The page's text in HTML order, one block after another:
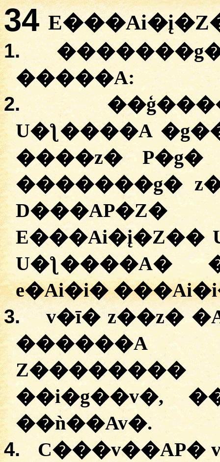
34
1.
�����A:
2.
U�ƪ����A
����z� P�g�
�������g�
E���Ai�į�Z��
U�ƪ����A�
e�Ai�i�
3.
v�ī� z��z�
��i�g��v�,
��ǹ��Av�.
4.
C���v��AP�